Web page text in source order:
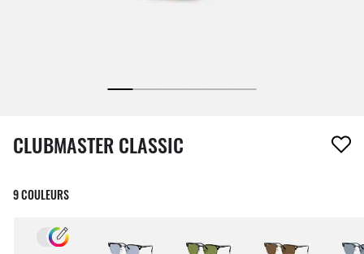
1 article a été retiré de votre liste de souhaits
CLUBMASTER CLASSIC
9 COULEURS